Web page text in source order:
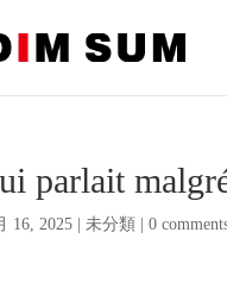
parlait
16, 2025 |未分類 |0